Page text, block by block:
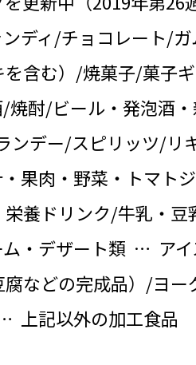
ディ/チョコレート/
を含む）/焼菓子/菓子
酎/ビール・発泡酒・
ンデー/スピリッツ/リ
肉・野菜・トマト
栄養ドリンク/牛乳・
・デザート類 … ア
などの完成品）/ヨー
上記以外の加工食品